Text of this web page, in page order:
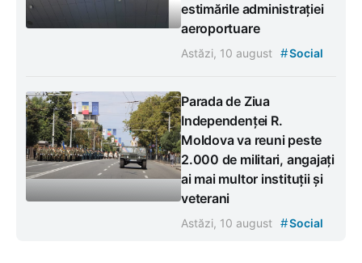
estimările administrației
aeroportuare
Astăzi, 10 august #Social
Parada de Ziua
Independenței R.
Moldova va reuni peste
2.000 de militari, angajați
ai mai multor instituții și
veterani
Astăzi, 10 august #Social